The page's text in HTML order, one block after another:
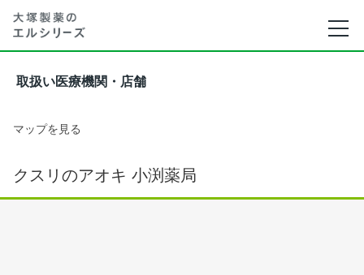
取扱い医療機関・店舗
マップを見る
クスリのアオキ 小渕薬局